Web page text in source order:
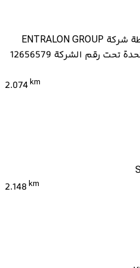
2.074km
2.148 km
يتم إدارة هذا الموقع بواسطة شركة ENTRALON GROUP